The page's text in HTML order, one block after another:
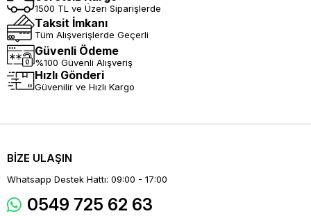
1500 TL ve Üzeri Siparişlerde
Taksit İmkanı
Tüm Alışverişlerde Geçerli
Güvenli Ödeme
%100 Güvenli Alışveriş
Hızlı Gönderi
Güvenilir ve Hızlı Kargo
BİZE ULAŞIN
Whatsapp Destek Hattı: 09:00 - 17:00
0549 725 62 63